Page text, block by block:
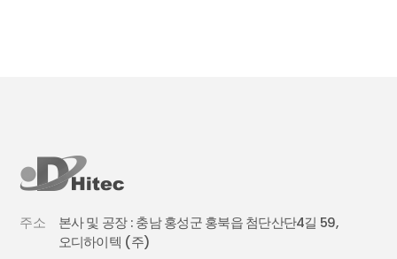
주소
본사 및 공장 : 충남 홍성군 홍북읍 첨단산단4길 59,
오디하이텍 (주)